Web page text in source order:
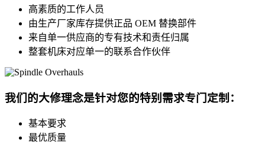
高素质的工作人员
由生产厂家库存提供正品 OEM 替换部件
来自单一供应商的专有技术和责任归属
整套机床对应单一的联系合作伙伴
我们的大修理念是针对您的特别需求专门定制：
基本要求
最优质量